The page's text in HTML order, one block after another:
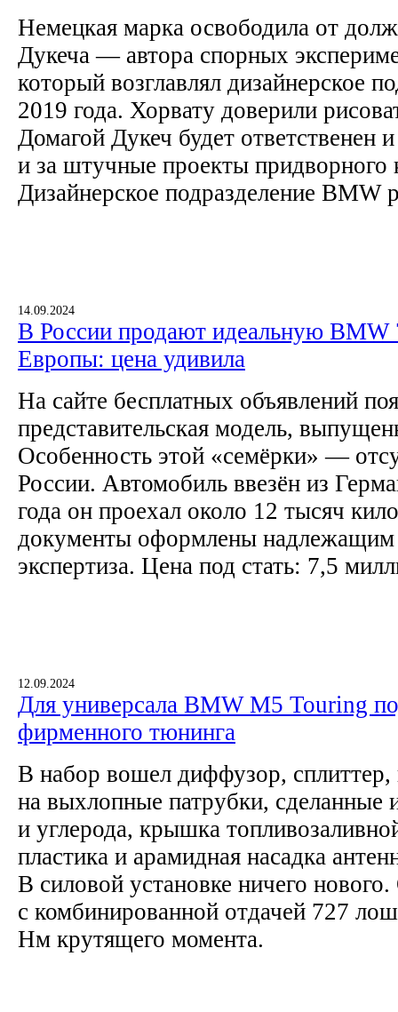
Немецкая марка освободила от
Дукеча — автора спорных
который возглавлял дизайнерское
2019 года. Хорвату доверили
Домагой Дукеч будет ответственен
и за штучные проекты придворного
Дизайнерское подразделение BMW
14.09.2024
В России продают идеальную BMW
Европы: цена удивила
На сайте бесплатных объявлений
представительская модель,
Особенность этой «семёрки» —
России. Автомобиль ввезён из
года он проехал около 12 тысяч
документы оформлены надлежащим
экспертиза. Цена под стать: 7,5
12.09.2024
Для универсала BMW M5 Touring
фирменного тюнинга
В набор вошел диффузор, сплиттер,
на выхлопные патрубки, сделанные
и углерода, крышка
пластика и арамидная насадка
В силовой установке ничего
с комбинированной отдачей 727
Нм крутящего момента.